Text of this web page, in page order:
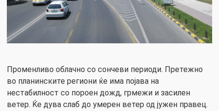
Променливо облачно со сончеви периоди. Претежно
во планинските региони ќе има појава на
нестабилност со пороен дожд, грмежи и засилен
ветер. Ќе дува слаб до умерен ветер од јужен правец.